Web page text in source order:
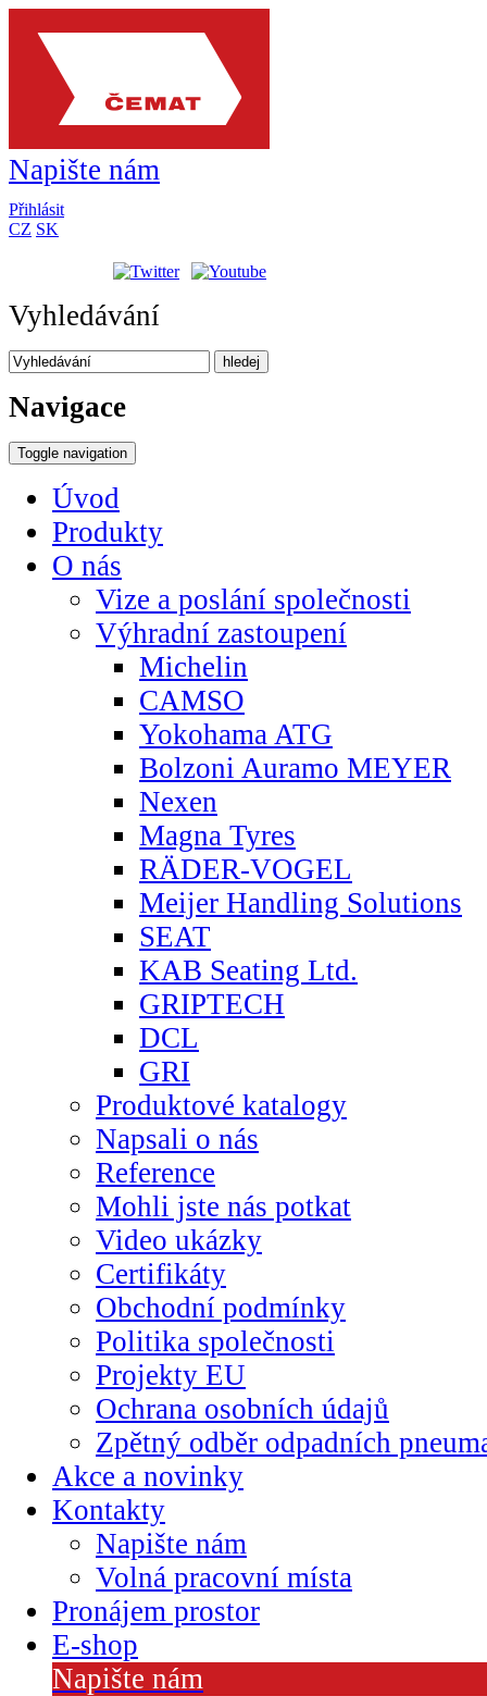
Napište nám
Přihlásit
CZ SK
Vyhledávání
hledej
Navigace
Toggle navigation
Úvod
Produkty
O nás
Vize a poslání společnosti
Výhradní zastoupení
Michelin
CAMSO
Yokohama ATG
Bolzoni Auramo MEYER
Nexen
Magna Tyres
RÄDER-VOGEL
Meijer Handling Solutions
SEAT
KAB Seating Ltd.
GRIPTECH
DCL
GRI
Produktové katalogy
Napsali o nás
Reference
Mohli jste nás potkat
Video ukázky
Certifikáty
Obchodní podmínky
Politika společnosti
Projekty EU
Ochrana osobních údajů
Zpětný odběr odpadních
Akce a novinky
Kontakty
Napište nám
Volná pracovní místa
Pronájem prostor
E-shop
Napište nám